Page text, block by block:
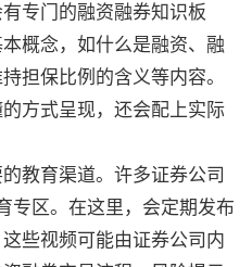
专门的融资融券知识板
概念，如什么是融资、融
担保比例的含义等内容。
方式呈现，还会配上实际
教育渠道。许多证券公司
专区。在这里，会定期发布
些视频可能由证券公司内